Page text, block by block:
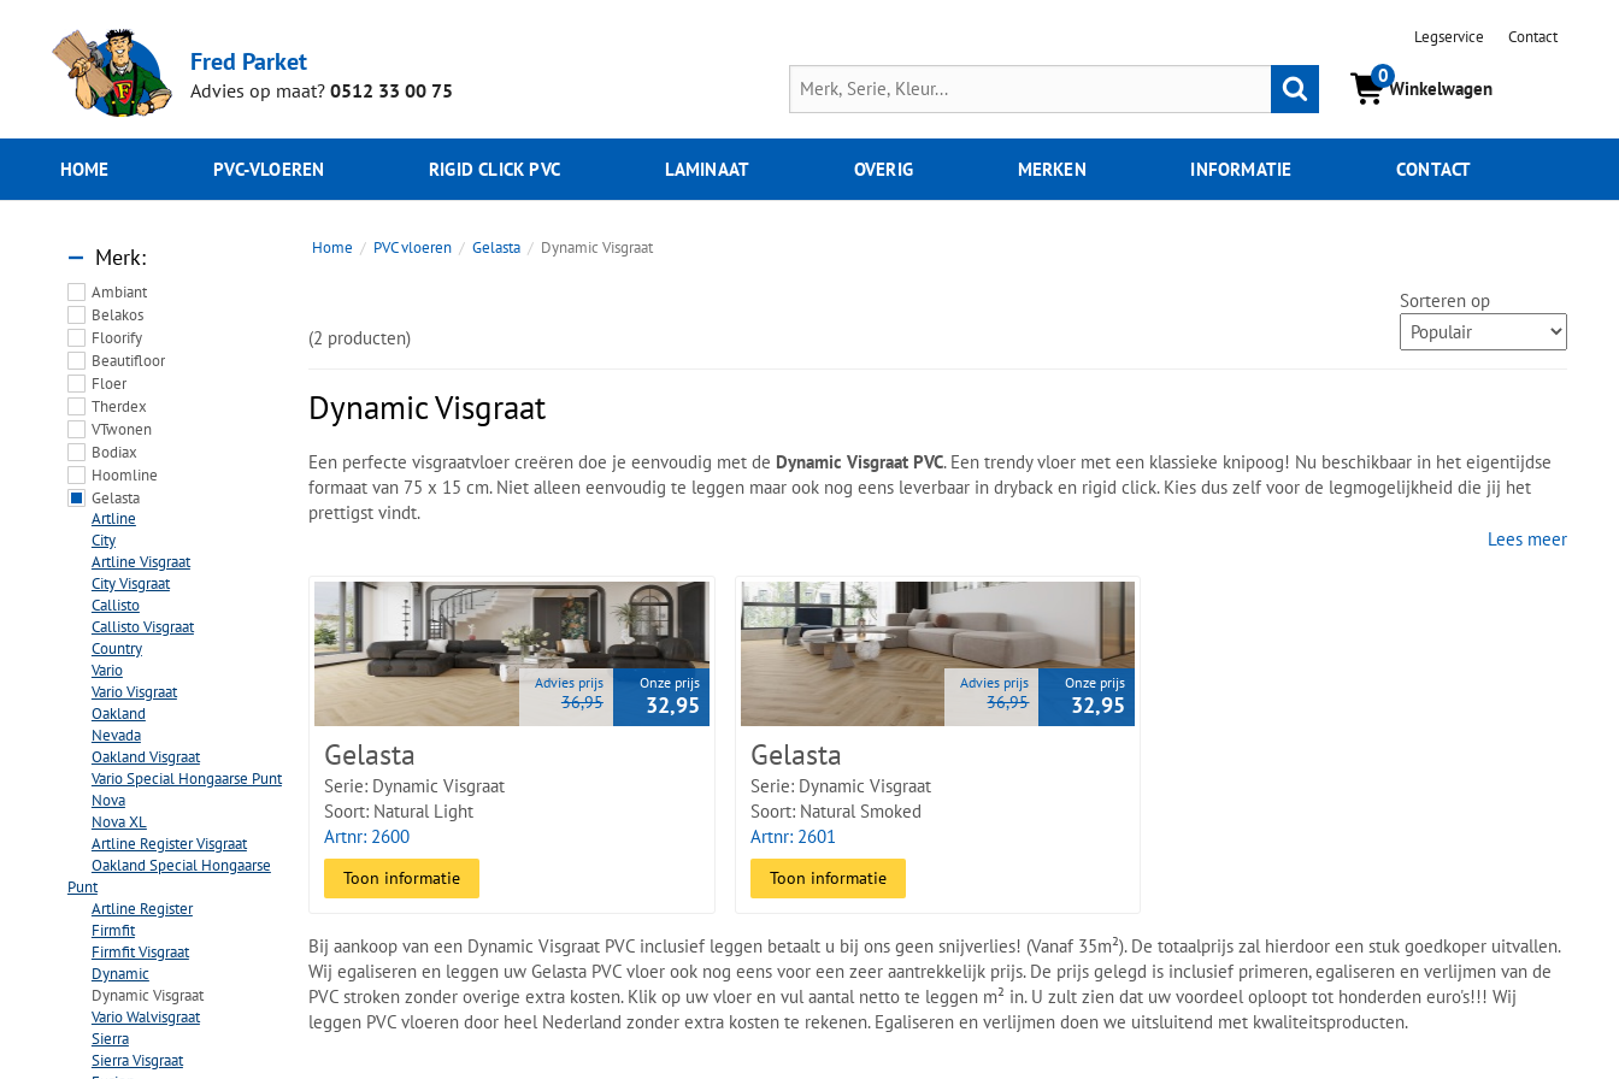
Fred Parket
Advies op maat? 0512 33 00 75
Legservice Contact
0
Winkelwagen
Zoeken
HOME PVC-VLOEREN RIGID CLICK PVC LAMINAAT OVERIG MERKEN INFORMATIE CONTACT
Merk
Ambiant
Belakos
Floorify
Beautifloor
Floer
Therdex
VTwonen
Bodiax
Hoomline
Gelasta
Artline
City
Artline Visgraat
City Visgraat
Callisto
Callisto Visgraat
Country
Vario
Vario Visgraat
Oakland
Nevada
Oakland Visgraat
Vario Special Hongaarse Punt
Nova
Nova XL
Artline Register Visgraat
Oakland Special Hongaarse
Punt
Artline Register
Firmfit
Firmfit Visgraat
Dynamic
Dynamic Visgraat
Vario Walvisgraat
Sierra
Sierra Visgraat
Home PVC vloeren Gelasta Dynamic Visgraat
(2 producten)
Sorteren op
Dynamic Visgraat
Een perfecte visgraatvloer creëren doe je eenvoudig met de Dynamic Visgraat PVC. Een trendy vloer met een klassieke knipoog! Nu beschikbaar in het eigentijdse
formaat van 75 x 15 cm. Niet alleen eenvoudig te leggen maar ook nog eens leverbaar in dryback en rigid click. Kies dus zelf voor de legmogelijkheid die jij het
prettigst vindt.
interieur en eenvoudig met hedendaagse woonstijlen te combineren is. De vloer is voorzien van een micro v-groef wat de realistische look & feel alleen maar
versterkt. Of het nu gaat om een jaren dertig woning, nieuwbouw project, woonboerderij of flat, een Gelasta Callisto Visgraat PVC vloer maakt je interieur compleet.
Lees meer
Advies prijs
36,95
Onze prijs
32,95
Gelasta
Serie: Dynamic Visgraat
Soort: Natural Light
Artnr: 2600
Toon informatie
Advies prijs
36,95
Onze prijs
32,95
Gelasta
Serie: Dynamic Visgraat
Soort: Natural Smoked
Artnr: 2601
Toon informatie
Bij aankoop van een Dynamic Visgraat PVC inclusief leggen betaalt u bij ons geen snijverlies! (Vanaf 35m²). De totaalprijs zal hierdoor een stuk goedkoper uitvallen.
Wij egaliseren en leggen uw Gelasta PVC vloer ook nog eens voor een zeer aantrekkelijk prijs. De prijs gelegd is inclusief primeren, egaliseren en verlijmen van de
PVC stroken zonder overige extra kosten. Klik op uw vloer en vul aantal netto te leggen m² in. U zult zien dat uw voordeel oploopt tot honderden euro's!!! Wij
leggen PVC vloeren door heel Nederland zonder extra kosten te rekenen. Egaliseren en verlijmen doen we uitsluitend met kwaliteitsproducten.